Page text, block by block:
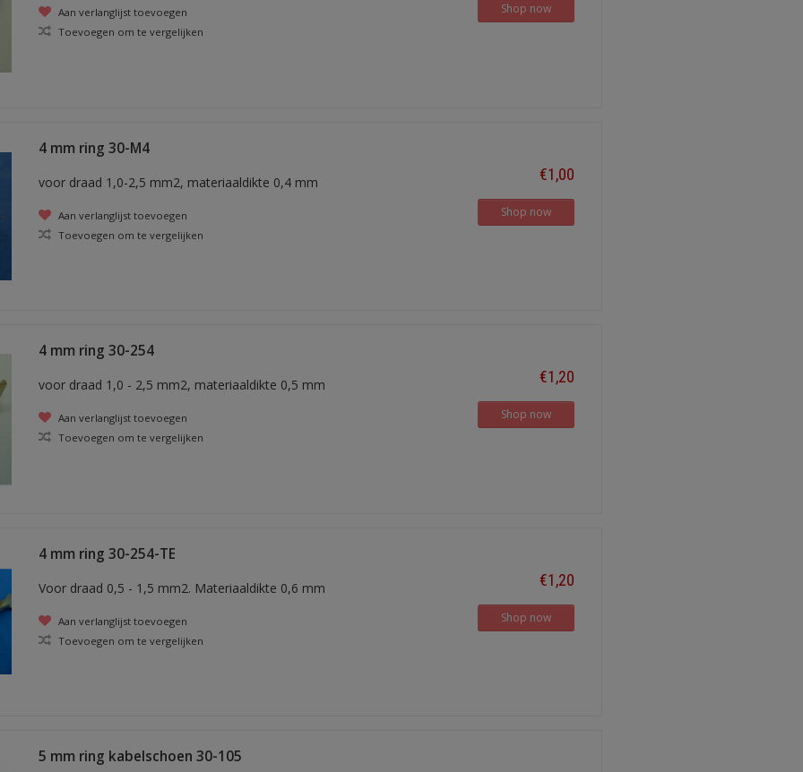
Aan verlanglijst toevoegen
Toevoegen om te vergelijken
Shop now
4 mm ring 30-M4
voor draad 1,0-2,5 mm2, materiaaldikte 0,4 mm
Aan verlanglijst toevoegen
Toevoegen om te vergelijken
€1,00
Shop now
4 mm ring 30-254
voor draad 1,0 - 2,5 mm2, materiaaldikte 0,5 mm
Aan verlanglijst toevoegen
Toevoegen om te vergelijken
€1,20
Shop now
4 mm ring 30-254-TE
Voor draad 0,5 - 1,5 mm2. Materiaaldikte 0,6 mm
Aan verlanglijst toevoegen
Toevoegen om te vergelijken
€1,20
Shop now
5 mm ring kabelschoen 30-105